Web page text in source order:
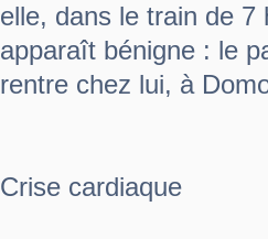
elle, dans le train de 7
apparaît bénigne : le
rentre chez lui, à
Crise cardiaque